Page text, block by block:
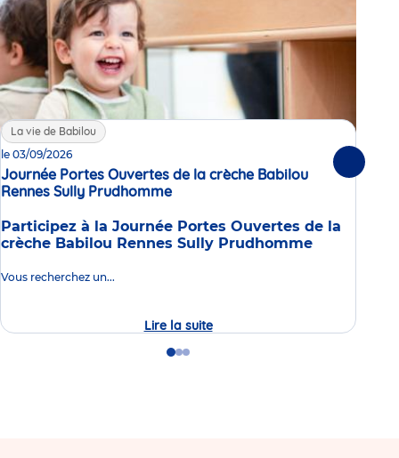
La vie de Babilou
le 03/09/2026
Journée Portes Ouvertes de la crèche Babilou
Rennes Sully Prudhomme
Participez à la Journée Portes Ouvertes de la
crèche Babilou Rennes Sully Prudhomme
Vous recherchez un...
Lire la suiteJournée
Portes
GoGoGo